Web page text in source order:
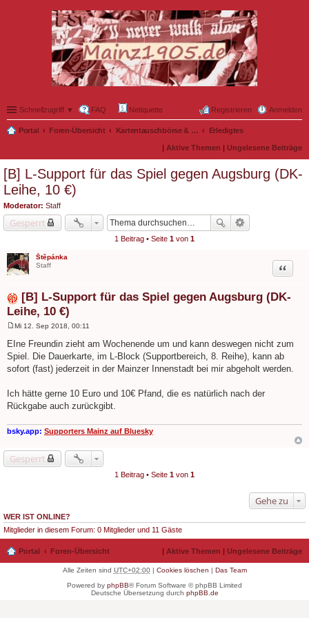
Schnellzugriff ▼ FAQ Netiquette Anmelden
Registrieren
Portal Foren-Übersicht Kartentauschbörse & Mitfahrgelegenheiten Erledigtes
| Aktive Themen | Ungelesene Beiträge
[B] L-Support für das Spiel gegen Augsburg (DK-
Leihe, 10 €)
Moderator: Staff
Gesperrt
1 Beitrag • Seite 1 von 1
Štěpánka
Staff
[B] L-Support für das Spiel gegen Augsburg (DK-
Leihe, 10 €)
Zitat
e
i
t
a
Mi 12. Sep 2018, 00:11
EIne Freundin zieht am Wochenende um und kann deswegen nicht zum
Spiel. Die Dauerkarte, im L-Block (Supportbereich, 8. Reihe), kann ab
sofort (fast) jederzeit in der Mainzer Innenstadt bei mir abgeholt werden.
Ich hätte gerne 10 Euro und 10€ Pfand, die es natürlich nach der
Rückgabe auch zurückgibt.
bsky.app: Supporters Mainz auf Bluesky
Gesperrt
1 Beitrag • Seite 1 von 1
Gehe zu
WER IST ONLINE?
Mitglieder in diesem Forum: 0 Mitglieder und 11 Gäste
Portal Foren-Übersicht | Aktive Themen | Ungelesene Beiträge
Alle Zeiten sind UTC+02:00| Cookies löschen | Das Team
Powered by phpBB® Forum Software © phpBB Limited
Deutsche Übersetzung durch phpBB.de